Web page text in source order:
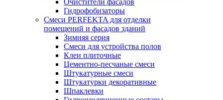
Очистители фасадов
Гидрофобизаторы
Смеси PERFEKTA для отделки
помещений и фасадов зданий
Зимняя серия
Смеси для устройства полов
Клеи плиточные
Цементно-песчаные смеси
Штукатурные смеси
Штукатурки декоративные
Шпаклевки